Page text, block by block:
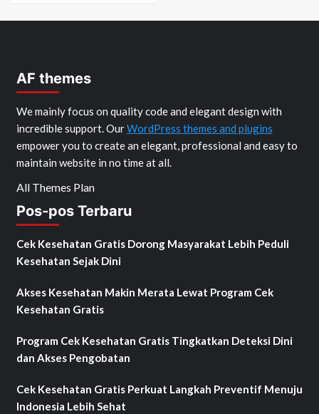
AF themes
We mainly focus on quality code and elegant design with
incredible support. OurWordPress themes and plugins
empower you to create an elegant, professional and easy to
maintain website in no time at all.
All Themes Plan
Pos-pos Terbaru
Cek Kesehatan Gratis Dorong Masyarakat Lebih Peduli
Kesehatan Sejak Dini
Akses Kesehatan Makin Merata Lewat Program Cek
Kesehatan Gratis
Program Cek Kesehatan Gratis Tingkatkan Deteksi Dini
dan Akses Pengobatan
Cek Kesehatan Gratis Perkuat Langkah Preventif Menuju
Indonesia Lebih Sehat